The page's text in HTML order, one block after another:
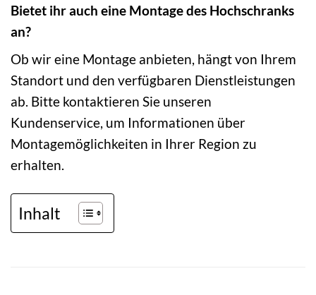
Bietet ihr auch eine Montage des Hochschranks
an?
Ob wir eine Montage anbieten, hängt von Ihrem
Standort und den verfügbaren Dienstleistungen
ab. Bitte kontaktieren Sie unseren
Kundenservice, um Informationen über
Montagemöglichkeiten in Ihrer Region zu
erhalten.
Inhalt